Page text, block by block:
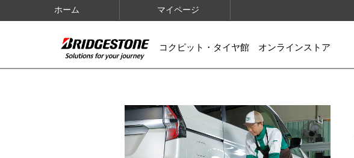
ホーム マイページ
コクピット・タイヤ館 オンラインストア
IMAGES